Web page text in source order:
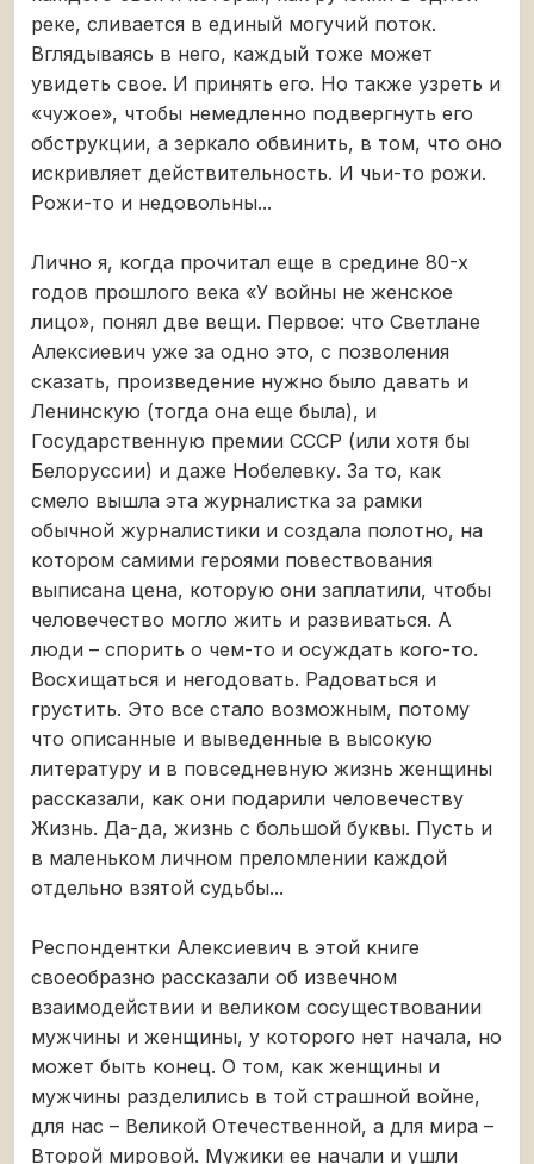
реке, сливается в единый могучий поток.
Вглядываясь в него, каждый тоже может
увидеть свое. И принять его. Но также узреть и
«чужое», чтобы немедленно подвергнуть его
обструкции, а зеркало обвинить, в том, что оно
искривляет действительность. И чьи-то рожи.
Рожи-то и недовольны...
Лично я, когда прочитал еще в средине 80-х
годов прошлого века «У войны не женское
лицо», понял две вещи. Первое: что Светлане
Алексиевич уже за одно это, с позволения
сказать, произведение нужно было давать и
Ленинскую (тогда она еще была), и
Государственную премии СССР (или хотя бы
Белоруссии) и даже Нобелевку. За то, как
смело вышла эта журналистка за рамки
обычной журналистики и создала полотно, на
котором самими героями повествования
выписана цена, которую они заплатили, чтобы
человечество могло жить и развиваться. А
люди – спорить о чем-то и осуждать кого-то.
Восхищаться и негодовать. Радоваться и
грустить. Это все стало возможным, потому
что описанные и выведенные в высокую
литературу и в повседневную жизнь женщины
рассказали, как они подарили человечеству
Жизнь. Да-да, жизнь с большой буквы. Пусть и
в маленьком личном преломлении каждой
отдельно взятой судьбы...
Респондентки Алексиевич в этой книге
своеобразно рассказали об извечном
взаимодействии и великом сосуществовании
мужчины и женщины, у которого нет начала, но
может быть конец. О том, как женщины и
мужчины разделились в той страшной войне,
для нас – Великой Отечественной, а для мира –
Второй мировой. Мужики ее начали и ушли